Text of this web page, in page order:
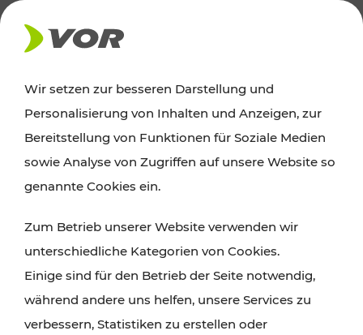
AKTUELLES
Ausflugstipps
Wien, Niederösterreich und das Burgenland
Wanderungen, Kultur und Gastronomie,
Radtouren oder purer Naturgenuss – viele
Attraktionen sind mit den Ticket- und Fahrplan-
Angeboten des VOR gut und schnell erreichbar.
Wir setzen zur besseren Darstellung und
Personalisierung von Inhalten und Anzeigen, zur
Bereitstellung von Funktionen für Soziale Medien
sowie Analyse von Zugriffen auf unsere Website so
genannte Cookies ein.
Zum Betrieb unserer Website verwenden wir
unterschiedliche Kategorien von Cookies.
Einige sind für den Betrieb der Seite notwendig,
während andere uns helfen, unsere Services zu
verbessern, Statistiken zu erstellen oder